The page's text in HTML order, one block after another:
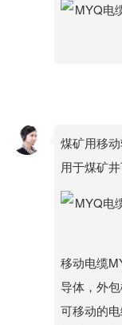
煤矿用移
用于煤矿
移动电缆
导体，外
可移动的